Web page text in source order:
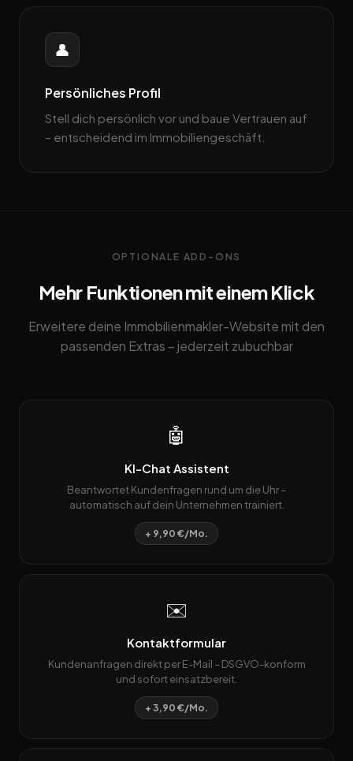
👤
Persönliches Profil
Stell dich persönlich vor und baue Vertrauen auf
– entscheidend im Immobiliengeschäft.
OPTIONALE ADD-ONS
Mehr Funktionen mit einem Klick
Erweitere deine Immobilienmakler-Website mit den
passenden Extras – jederzeit zubuchbar
🤖
KI-Chat Assistent
Beantwortet Kundenfragen rund um die Uhr –
automatisch auf dein Unternehmen trainiert.
+ 9,90 €/Mo.
✉️
Kontaktformular
Kundenanfragen direkt per E-Mail – DSGVO-konform
und sofort einsatzbereit.
+ 3,90 €/Mo.